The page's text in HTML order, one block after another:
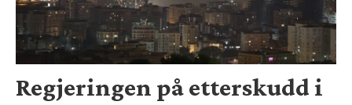
Regjeringen på etterskudd i